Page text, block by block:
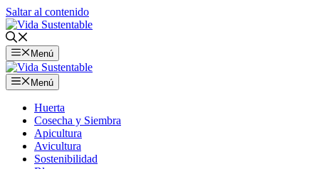
Saltar al contenido
Menú
Menú
Huerta
Cosecha y Siembra
Apicultura
Avicultura
Sostenibilidad